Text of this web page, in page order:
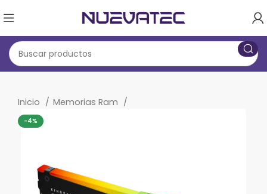
Inicio Memorias Ram
-4%